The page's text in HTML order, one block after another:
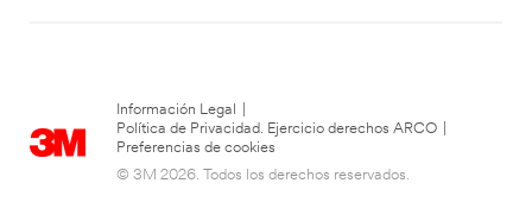
Información Legal
Política de Privacidad. Ejercicio derechos ARCO
Preferencias de cookies
© 3M 2026. Todos los derechos reservados.